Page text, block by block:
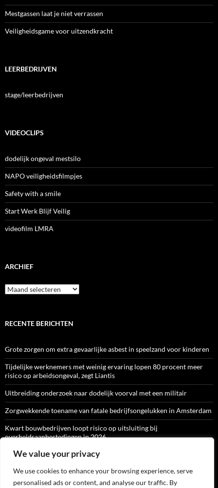
We value your privacy
We use cookies to enhance your browsing experience, serve
personalised ads or content, and analyse our traffic. By
Mestgassen laat je niet verrassen
Veiligheidsgame voor uitzendkracht
LEERBEDRIJVEN
stage/leerbedrijven
VIDEOCLIPS
dodelijk ongeval mestsilo
NAPO veiligheidsfilmpjes
Safety with a smile
Start Werk Blijf Veilig
videofilm LMRA
ARCHIEF
Archief
RECENTE BERICHTEN
Grote zorgen om extra gevaarlijke asbest in speelzand voor kinderen
Tijdelijke werknemers met weinig ervaring lopen 80 procent meer
risico op arbeidsongeval, zegt Liantis
Uitbreiding onderzoek naar dodelijk voorval met een militair
Zorgwekkende toename van fatale bedrijfsongelukken in Amsterdam
Kwart bouwbedrijven loopt risico op uitsluiting bij
overheidsaanbestedingen in 2026
ARBO-CATALOGI